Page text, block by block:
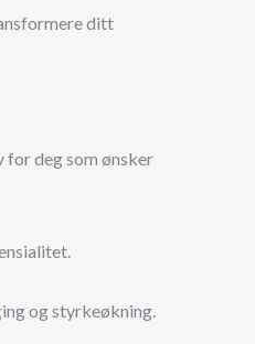
ditt
deg som ønsker
og styrkeøkning.